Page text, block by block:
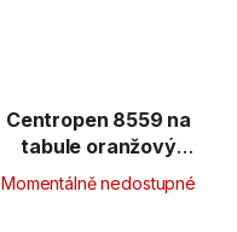
Centropen 8559 na
tabule oranžový
2,5mm
Momentálně nedostupné